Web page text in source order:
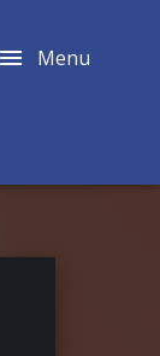
Menu